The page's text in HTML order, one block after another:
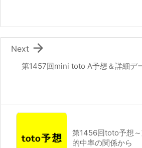
第1457回mini toto A予想＆詳細デ

Next
第1456回toto予想
的中率の関係から